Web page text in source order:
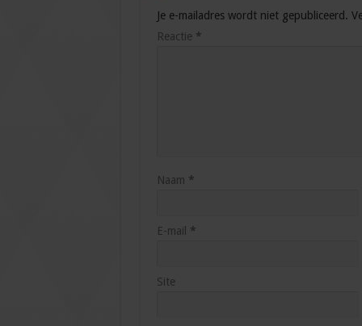
Je e-mailadres wordt niet gepubliceerd.
Reactie *
Naam *
E-mail *
Site